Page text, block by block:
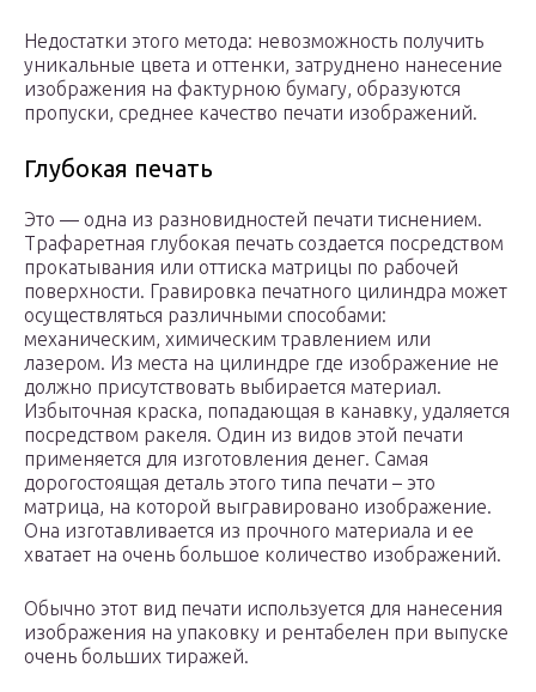
Недостатки этого метода: невозможность получить
уникальные цвета и оттенки, затруднено нанесение
изображения на фактурною бумагу, образуются
пропуски, среднее качество печати изображений.
Глубокая печать
Это — одна из разновидностей печати тиснением.
Трафаретная глубокая печать создается посредством
прокатывания или оттиска матрицы по рабочей
поверхности. Гравировка печатного цилиндра может
осуществляться различными способами:
механическим, химическим травлением или
лазером. Из места на цилиндре где изображение не
должно присутствовать выбирается материал.
Избыточная краска, попадающая в канавку, удаляется
посредством ракеля. Один из видов этой печати
применяется для изготовления денег. Самая
дорогостоящая деталь этого типа печати – это
матрица, на которой выгравировано изображение.
Она изготавливается из прочного материала и ее
хватает на очень большое количество изображений.
Обычно этот вид печати используется для нанесения
изображения на упаковку и рентабелен при выпуске
очень больших тиражей.